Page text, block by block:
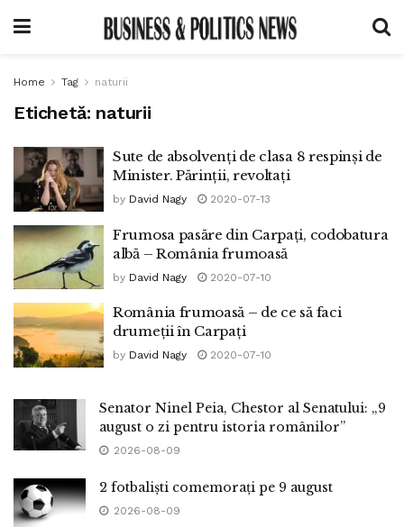
Home Tag naturii
Etichetă: naturii
Sute de absolvenți de clasa 8 respinși de
Minister. Părinții, revoltați
by David Nagy 2020-07-13
Frumosa pasăre din Carpați, codobatura
albă – România frumoasă
by David Nagy 2020-07-10
România frumoasă – de ce să faci
drumeții în Carpați
by David Nagy 2020-07-10
Senator Ninel Peia, Chestor al Senatului: „9
august o zi pentru istoria românilor”
2026-08-09
2 fotbaliști comemorați pe 9 august
2026-08-09